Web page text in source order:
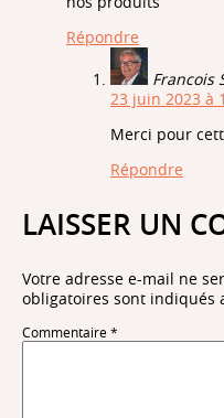
Répondre
Francois
23 juin 2023 à
Merci pour
Répondre
LAISSER UN
Votre adresse e-mail ne
obligatoires sont indiqués
Commentaire *